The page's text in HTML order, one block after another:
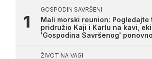
GOSPODIN SAVRŠENI
Mali morski reunion: Pogledajte
pridružio Kaji i Karlu na kavi,
'Gospodina Savršenog'
ŽIVOT NA VAGI